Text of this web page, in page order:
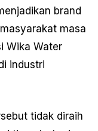
brand
masa
Wika Water
industri
tidak diraih